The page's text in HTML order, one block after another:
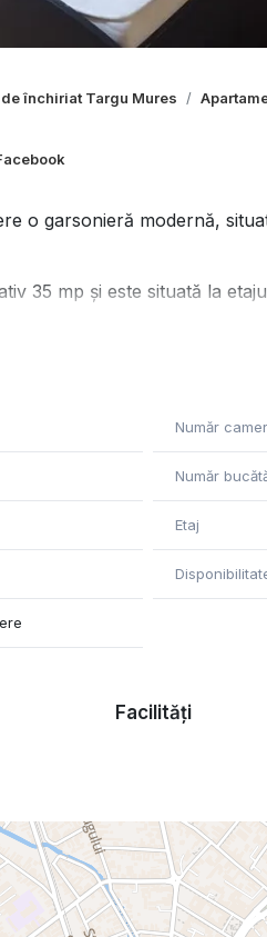
închiriat Targu Mures
o garsonieră modernă,
35 mp și este situată la
pregătită pentru mutare
care își doresc
Număr
Număr
Etaj
Facilități